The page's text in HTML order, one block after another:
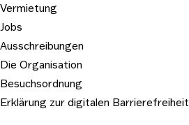
Vermietung
Jobs
Ausschreibungen
Die Organisation
Besuchsordnung
Erklärung zur digitalen Barrierefreiheit